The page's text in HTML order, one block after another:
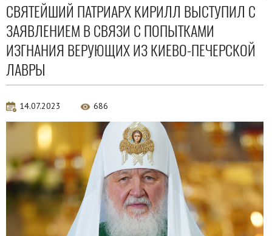
СВЯТЕЙШИЙ ПАТРИАРХ КИРИЛЛ ВЫСТУПИЛ С
ЗАЯВЛЕНИЕМ В СВЯЗИ С ПОПЫТКАМИ
ИЗГНАНИЯ ВЕРУЮЩИХ ИЗ КИЕВО-ПЕЧЕРСКОЙ
ЛАВРЫ
14.07.2023 686